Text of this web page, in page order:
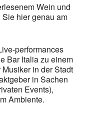
Wein und
hier genau am
performances
Bar Italia zu einem
in der Stadt
in Sachen
Events),
Ambiente.